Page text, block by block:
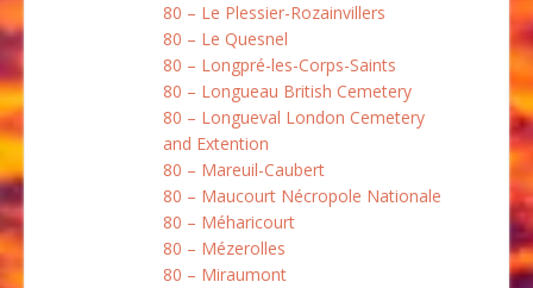
80 – Le Plessier-Rozainvillers
80 – Le Quesnel
80 – Longpré-les-Corps-Saints
80 – Longueau British Cemetery
80 – Longueval London Cemetery
and Extention
80 – Mareuil-Caubert
80 – Maucourt Nécropole Nationale
80 – Méharicourt
80 – Mézerolles
80 – Miraumont